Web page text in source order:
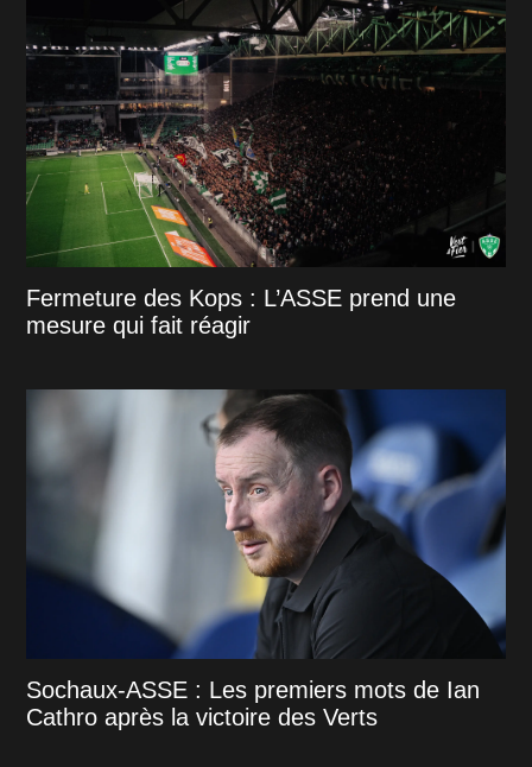
Fermeture des Kops : L’ASSE prend une
mesure qui fait réagir
Sochaux-ASSE : Les premiers mots de Ian
Cathro après la victoire des Verts